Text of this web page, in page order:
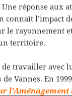
réponse aux
connaît l’impact
le rayonnement
territoire.
de travailler avec
de Vannes. En
l’Aménagement